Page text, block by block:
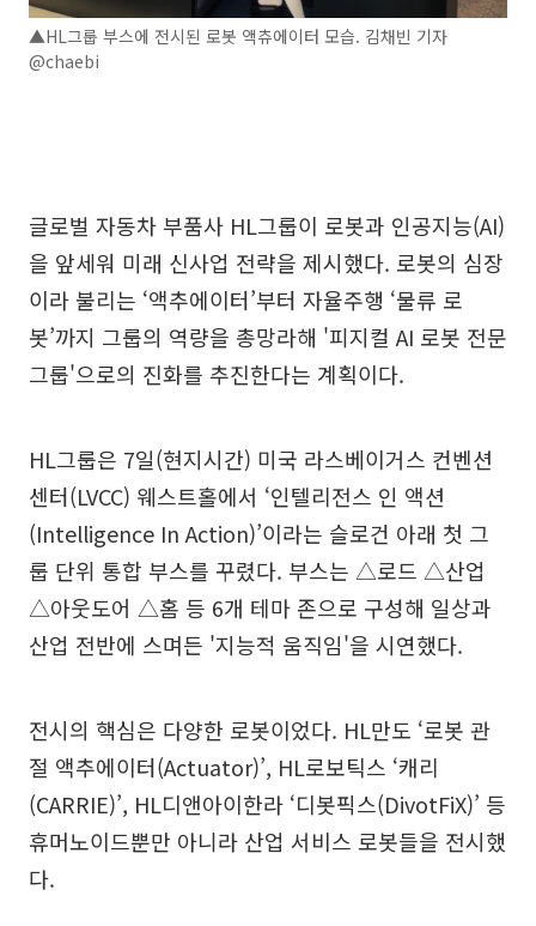
▲HL그룹 부스에 전시된 로봇 액츄에이터 모습. 김채빈 기자
@chaebi
글로벌 자동차 부품사 HL그룹이 로봇과 인공지능(AI)
을 앞세워 미래 신사업 전략을 제시했다. 로봇의 심장
이라 불리는 ‘액추에이터’부터 자율주행 ‘물류 로
봇’까지 그룹의 역량을 총망라해 '피지컬 AI 로봇 전문
그룹'으로의 진화를 추진한다는 계획이다.
HL그룹은 7일(현지시간) 미국 라스베이거스 컨벤션
센터(LVCC) 웨스트홀에서 ‘인텔리전스 인 액션
(Intelligence In Action)’이라는 슬로건 아래 첫 그
룹 단위 통합 부스를 꾸렸다. 부스는 △로드 △산업
△아웃도어 △홈 등 6개 테마 존으로 구성해 일상과
산업 전반에 스며든 '지능적 움직임'을 시연했다.
전시의 핵심은 다양한 로봇이었다. HL만도 ‘로봇 관
절 액추에이터(Actuator)’, HL로보틱스 ‘캐리
(CARRIE)’, HL디앤아이한라 ‘디봇픽스(DivotFiX)’ 등
휴머노이드뿐만 아니라 산업 서비스 로봇들을 전시했
다.